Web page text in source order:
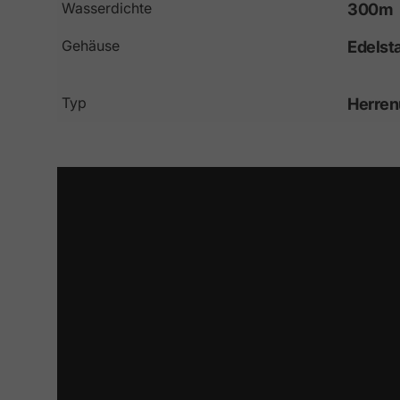
Wasserdichte 300m
Gehäuse
Typ